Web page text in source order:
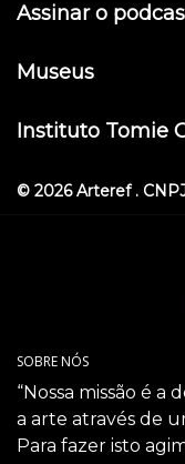
Assinar o
Museus
Instituto Tomie
© 2026 Arteref .
SOBRE NÓS
“Nossa missão é
a arte através de
Para fazer isto